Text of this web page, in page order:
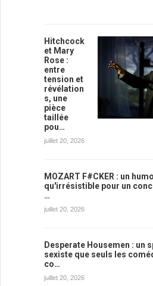
Hitchcock
et Mary
Rose :
entre
tension et
révélation
s, une
pièce
taillée
pou…
juillet 20, 2026
MOZART F#CKER : un
qu'irrésistible pour un
…
juillet 20, 2026
Desperate Housemen : un
sexiste que seuls les
co…
juillet 20, 2026